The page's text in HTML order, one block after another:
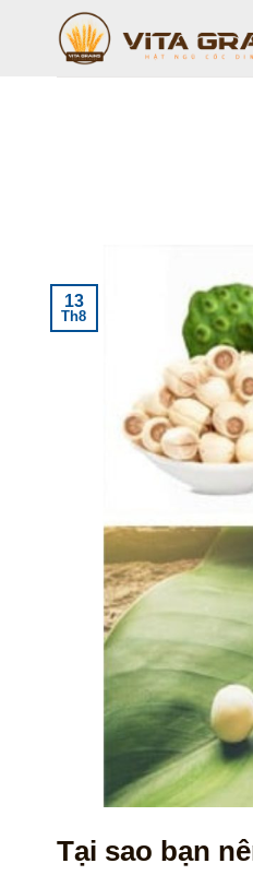
13
Th8
Tại sao bạn